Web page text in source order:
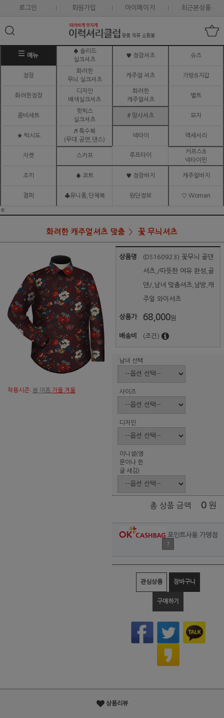
로그인 회원가입 마이페이지 최근본상품
메뉴
♠ 솔리드
실크셔츠
♥ 정장셔츠 슈즈
정장
화려한
무늬 실크셔츠
캐주얼 셔츠 가방&지갑
화려한정장
디자인
배색실크셔츠
화려한
캐주얼셔츠
벨트
콤비세트
핫픽스
실크셔츠
# 망사셔츠 모자
★ 턱시도
♬ 특수복
(무대.공연,댄스)
넥타이 액세서리
자켓 스카프 루프타이
커프스&
넥타이핀
조끼 ♠ 코트 ♥ 정장바지 캐주얼바지
점퍼 ♣유니폼,단체복 원단정보 ♡ Woman
ㅌ
화려한 캐주얼셔츠 맞춤 꽃 무늬셔츠
착용시즌: 봄 여름 가을 겨울
상품명 (DS160923) 꽃무늬 골덴
셔츠,/따뜻한 여유 완성,골
덴/,남녀 맞춤셔츠,남방,캐
주얼 와이셔츠
상품가 68,000원
배송비 (조건)
남녀 선택
사이즈
디자인
이니셜(영
문이나 한
글 새김)
총 상품 금액 0 원
포인트사용 가맹점
?
관심상품 장바구니
구매하기
상품리뷰